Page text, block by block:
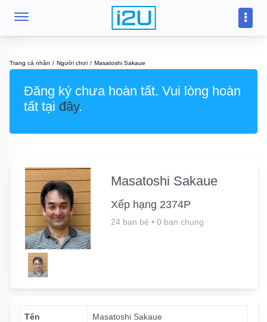
Trang cá nhân Người chơi Masatoshi Sakaue
Đăng ký chưa hoàn tất. Vui lòng hoàn
tất tại đây.
Masatoshi Sakaue
Xếp hạng 2374P
24 bạn bè • 0 bạn chung
Tên Masatoshi Sakaue